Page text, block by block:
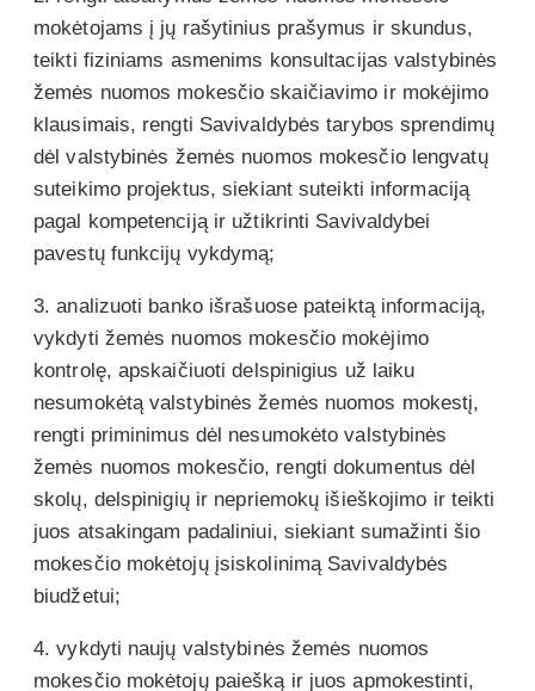
mokėtojams į jų rašytinius prašymus ir skundus,
teikti fiziniams asmenims konsultacijas valstybinės
žemės nuomos mokesčio skaičiavimo ir mokėjimo
klausimais, rengti Savivaldybės tarybos sprendimų
dėl valstybinės žemės nuomos mokesčio lengvatų
suteikimo projektus, siekiant suteikti informaciją
pagal kompetenciją ir užtikrinti Savivaldybei
pavestų funkcijų vykdymą;
3. analizuoti banko išrašuose pateiktą informaciją,
vykdyti žemės nuomos mokesčio mokėjimo
kontrolę, apskaičiuoti delspinigius už laiku
nesumokėtą valstybinės žemės nuomos mokestį,
rengti priminimus dėl nesumokėto valstybinės
žemės nuomos mokesčio, rengti dokumentus dėl
skolų, delspinigių ir nepriemokų išieškojimo ir teikti
juos atsakingam padaliniui, siekiant sumažinti šio
mokesčio mokėtojų įsiskolinimą Savivaldybės
biudžetui;
4. vykdyti naujų valstybinės žemės nuomos
mokesčio mokėtojų paiešką ir juos apmokestinti,